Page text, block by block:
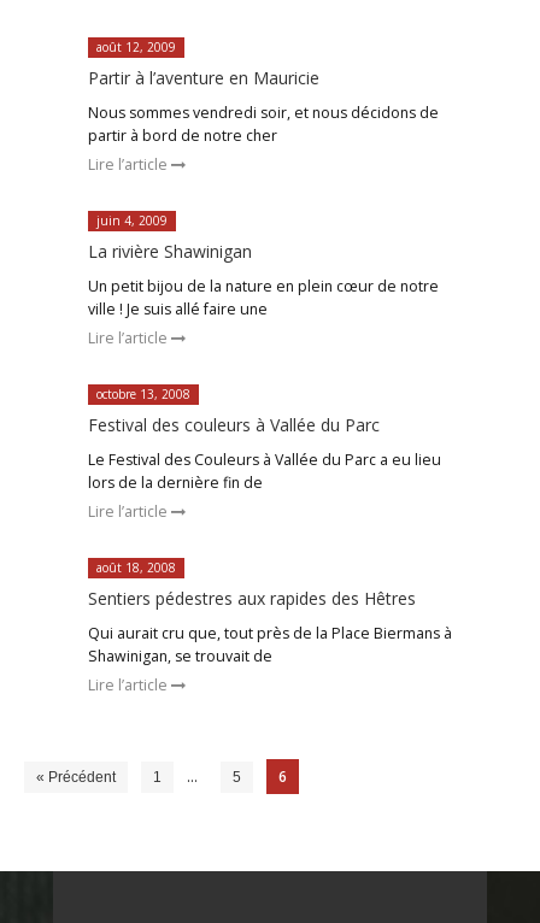
août 12, 2009
Partir à l’aventure en Mauricie
Nous sommes vendredi soir, et nous décidons de
partir à bord de notre cher
Lire l’article
juin 4, 2009
La rivière Shawinigan
Un petit bijou de la nature en plein cœur de notre
ville ! Je suis allé faire une
Lire l’article
octobre 13, 2008
Festival des couleurs à Vallée du Parc
Le Festival des Couleurs à Vallée du Parc a eu lieu
lors de la dernière fin de
Lire l’article
août 18, 2008
Sentiers pédestres aux rapides des Hêtres
Qui aurait cru que, tout près de la Place Biermans à
Shawinigan, se trouvait de
Lire l’article
« Précédent 1 … 5 6